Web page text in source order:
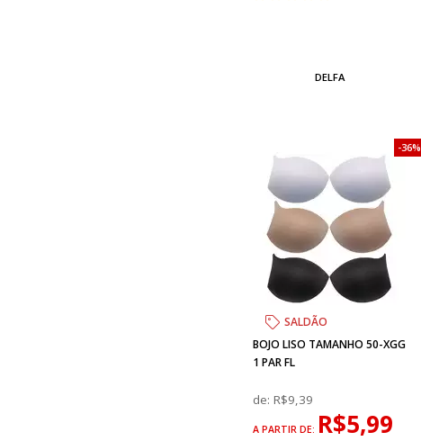
DELFA
SALDÃO
BOJO LISO TAMANHO 50-XGG
1 PAR FL
de:R$9,39
A PARTIR DE: R$5,99
36%